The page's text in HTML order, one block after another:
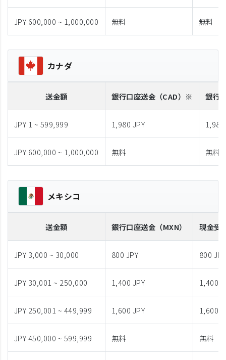
JPY 600,000 ~ 1,000,000 無料 無料
カナダ
送金額 銀行口座送金 （CAD）※ 銀行
JPY 1 ~ 599,999 1,980 JPY 1,980
JPY 600,000 ~ 1,000,000 無料 無料
メキシコ
送金額 銀行口座送金 （MXN） 現金受
JPY 3,000 ~ 30,000 800 JPY 800 JPY
JPY 30,001 ~ 250,000 1,400 JPY 1,400
JPY 250,001 ~ 449,999 1,600 JPY 1,600
JPY 450,000 ~ 599,999 無料 無料